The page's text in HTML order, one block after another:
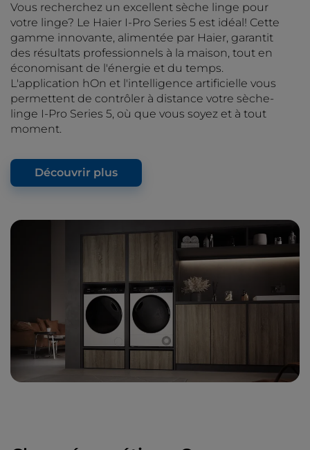
Vous recherchez un excellent sèche linge pour
votre linge? Le Haier I-Pro Series 5 est idéal! Cette
gamme innovante, alimentée par Haier, garantit
des résultats professionnels à la maison, tout en
économisant de l'énergie et du temps.
L'application hOn et l'intelligence artificielle vous
permettent de contrôler à distance votre sèche-
linge I-Pro Series 5, où que vous soyez et à tout
moment.
Découvrir plus